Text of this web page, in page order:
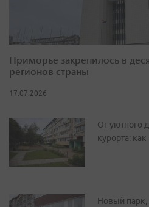
Приморье закрепилось в
регионов страны
17.07.2026
От уютного
курорта:
Новый парк,